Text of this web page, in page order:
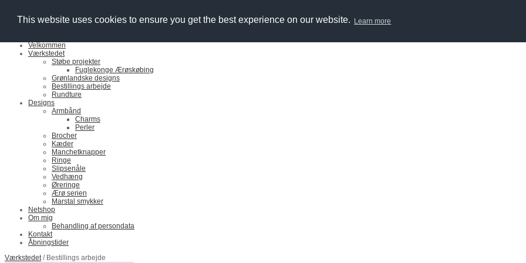
This website uses cookies to ensure you get the best experience on our website. Learn more
YourDesign Nordic
Velkommen
Værkstedet
Støbe projekter
Fuglekonge Ærøskøbing
Grønlandske designs
Bestillings arbejde
Rundture
Designs
Armbånd
Charms
Perler
Brocher
Kæder
Manchetknapper
Ringe
Slipsenåle
Vedhæng
Øreringe
Ærø serien
Marstal smykker
Netshop
Om mig
Behandling af persondata
Kontakt
Åbningstider
Værkstedet/ Bestillings arbejde